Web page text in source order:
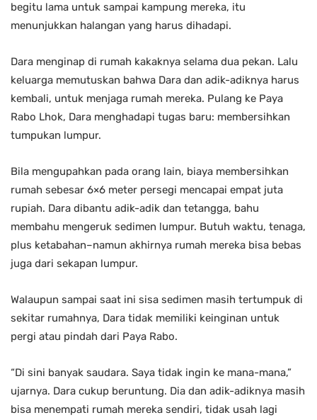
begitu lama untuk sampai kampung mereka, itu
menunjukkan halangan yang harus dihadapi.
Dara menginap di rumah kakaknya selama dua pekan. Lalu
keluarga memutuskan bahwa Dara dan adik-adiknya harus
kembali, untuk menjaga rumah mereka. Pulang ke Paya
Rabo Lhok, Dara menghadapi tugas baru: membersihkan
tumpukan lumpur.
Bila mengupahkan pada orang lain, biaya membersihkan
rumah sebesar 6×6 meter persegi mencapai empat juta
rupiah. Dara dibantu adik-adik dan tetangga, bahu
membahu mengeruk sedimen lumpur. Butuh waktu, tenaga,
plus ketabahan–namun akhirnya rumah mereka bisa bebas
juga dari sekapan lumpur.
Walaupun sampai saat ini sisa sedimen masih tertumpuk di
sekitar rumahnya, Dara tidak memiliki keinginan untuk
pergi atau pindah dari Paya Rabo.
“Di sini banyak saudara. Saya tidak ingin ke mana-mana,”
ujarnya. Dara cukup beruntung. Dia dan adik-adiknya masih
bisa menempati rumah mereka sendiri, tidak usah lagi